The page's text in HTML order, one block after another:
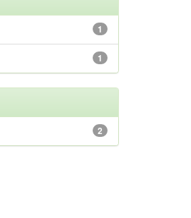
1
1
2